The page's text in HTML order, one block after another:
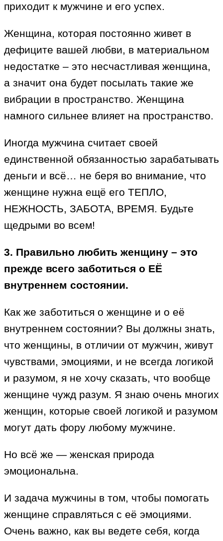
приходит к мужчине и его успех.
Женщина, которая постоянно живет в
дефиците вашей любви, в материальном
недостатке – это несчастливая женщина,
а значит она будет посылать такие же
вибрации в пространство. Женщина
намного сильнее влияет на пространство.
Иногда мужчина считает своей
единственной обязанностью зарабатывать
деньги и всё… не беря во внимание, что
женщине нужна ещё его ТЕПЛО,
НЕЖНОСТЬ, ЗАБОТА, ВРЕМЯ. Будьте
щедрыми во всем!
3. Правильно любить женщину – это
прежде всего заботиться о ЕЁ
внутреннем состоянии.
Как же заботиться о женщине и о её
внутреннем состоянии? Вы должны знать,
что женщины, в отличии от мужчин, живут
чувствами, эмоциями, и не всегда логикой
и разумом, я не хочу сказать, что вообще
женщине чужд разум. Я знаю очень многих
женщин, которые своей логикой и разумом
могут дать фору любому мужчине.
Но всё же — женская природа
эмоциональна.
И задача мужчины в том, чтобы помогать
женщине справляться с её эмоциями.
Очень важно, как вы ведете себя, когда